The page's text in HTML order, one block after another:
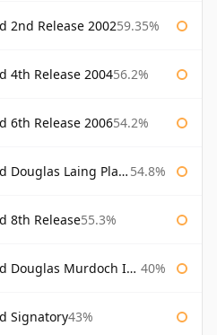
2nd Release 200259.35%
4th Release 200456.2%
6th Release 200654.2%
Laing Platinum Selection 54.8%
8th Release55.3%
Independent Bottling 40%
Signatory43%